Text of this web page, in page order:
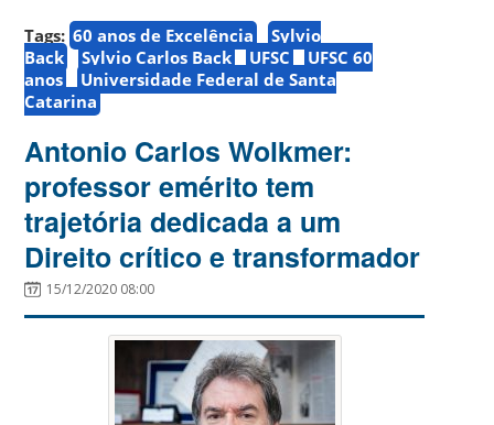
Tags: 60 anos de Excelência
Sylvio
Back
Sylvio Carlos Back UFSC
UFSC 60
anos
Universidade Federal de Santa
Catarina
Antonio Carlos Wolkmer:
professor emérito tem
trajetória dedicada a um
Direito crítico e transformador
15/12/2020 08:00